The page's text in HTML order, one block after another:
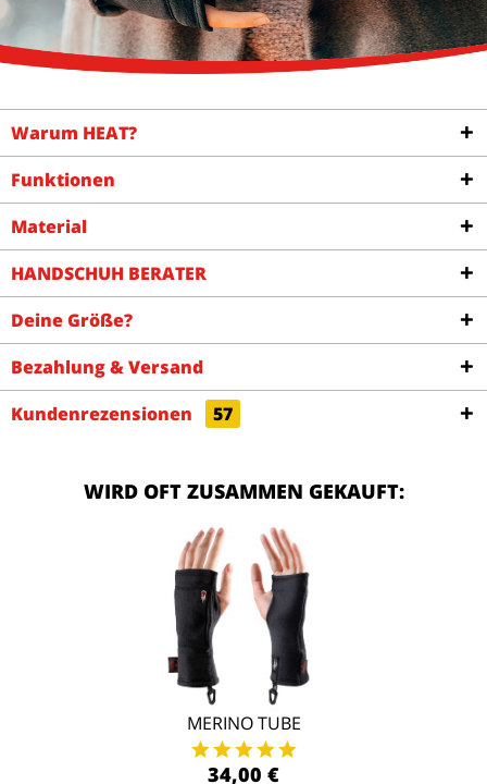
Warum HEAT?
Funktionen
Material
HANDSCHUH BERATER
Deine Größe?
Bezahlung & Versand
Kundenrezensionen
57
WIRD OFT ZUSAMMEN GEKAUFT:
MERINO TUBE
34,00 €